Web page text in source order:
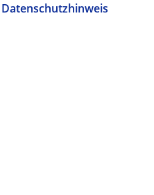
Datenschutzhinweis